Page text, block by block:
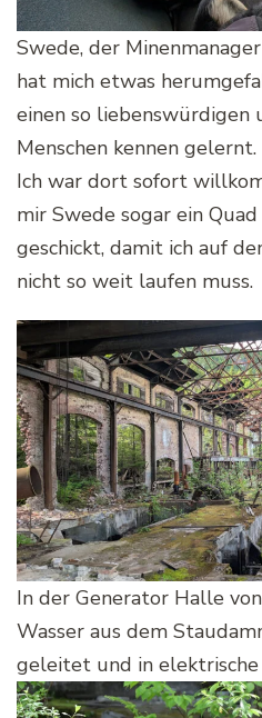
Swede, der
hat mich etwas
einen so liebenswürdigen
Menschen kennen gelernt.
Ich war dort sofort
mir Swede sogar ein Quad
geschickt, damit ich auf
nicht so weit laufen muss.
In der Generator Halle
Wasser aus dem
geleitet und in